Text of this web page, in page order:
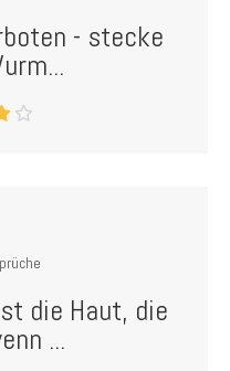
- stecke
die Haut, die
...